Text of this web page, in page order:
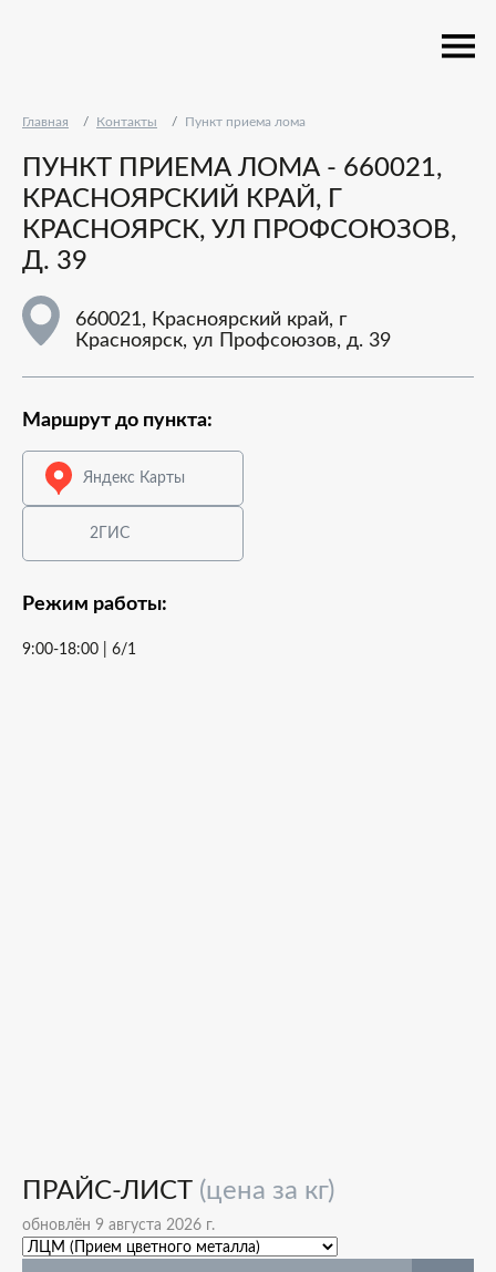
Главная Контакты Пункт приема лома
ПУНКТ ПРИЕМА ЛОМА - 660021,
КРАСНОЯРСКИЙ КРАЙ, Г
КРАСНОЯРСК, УЛ ПРОФСОЮЗОВ,
Д. 39
660021, Красноярский край, г
Красноярск, ул Профсоюзов, д. 39
Маршрут до пункта:
Яндекс Карты
2ГИС
Режим работы:
9:00-18:00 | 6/1
ПРАЙС-ЛИСТ (цена за кг)
обновлён 9 августа 2026 г.